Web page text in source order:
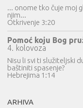
... onome tko čuje moj
njim...
Otkrivenje 3:20
Pomoć koju Bog
4. kolovoza
Nisu li svi ti služiteljski
baštiniti spasenje?
Hebrejima 1:14
ARHIVA